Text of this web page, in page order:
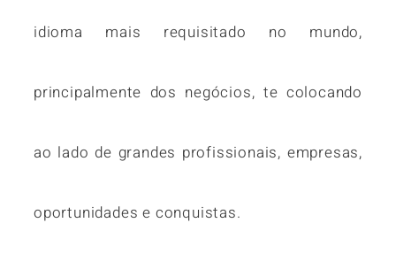
idioma mais requisitado no mundo,
principalmente dos negócios, te colocando
ao lado de grandes profissionais, empresas,
oportunidades e conquistas.